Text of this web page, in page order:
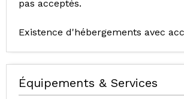
pas acceptés.
Existence d'hébergements avec
Équipements & Services